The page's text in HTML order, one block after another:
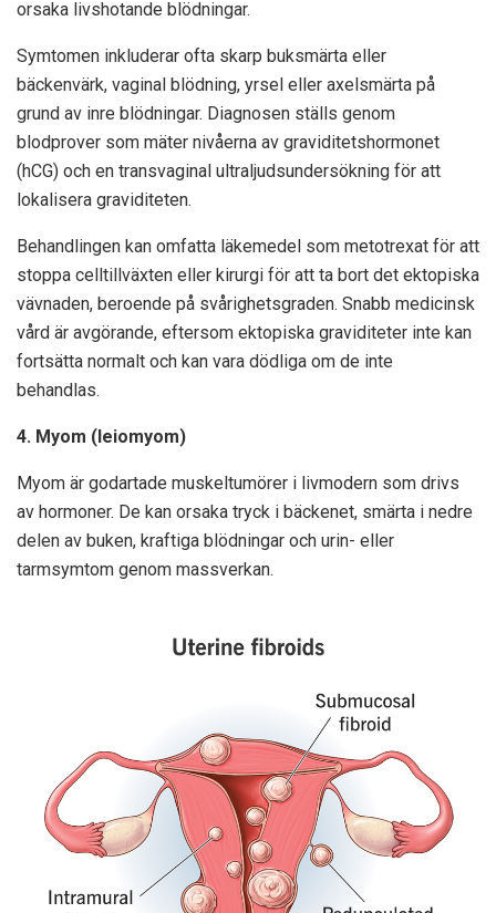
orsaka livshotande blödningar.
Symtomen inkluderar ofta skarp buksmärta eller
bäckenvärk, vaginal blödning, yrsel eller axelsmärta på
grund av inre blödningar. Diagnosen ställs genom
blodprover som mäter nivåerna av graviditetshormonet
(hCG) och en transvaginal ultraljudsundersökning för att
lokalisera graviditeten.
Behandlingen kan omfatta läkemedel som metotrexat för att
stoppa celltillväxten eller kirurgi för att ta bort det ektopiska
vävnaden, beroende på svårighetsgraden. Snabb medicinsk
vård är avgörande, eftersom ektopiska graviditeter inte kan
fortsätta normalt och kan vara dödliga om de inte
behandlas.
4. Myom (leiomyom)
Myom är godartade muskeltumörer i livmodern som drivs
av hormoner. De kan orsaka tryck i bäckenet, smärta i nedre
delen av buken, kraftiga blödningar och urin- eller
tarmsymtom genom massverkan.